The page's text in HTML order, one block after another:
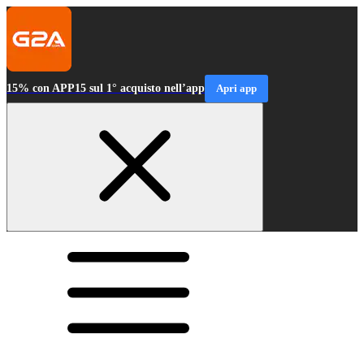
15% con APP15 sul 1° acquisto nell’app Apri app